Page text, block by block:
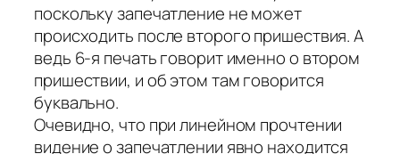
поскольку запечатление не может
происходить после второго пришествия. А
ведь 6-я печать говорит именно о втором
пришествии, и об этом там говорится
буквально.
Очевидно, что при линейном прочтении
видение о запечатлении явно находится